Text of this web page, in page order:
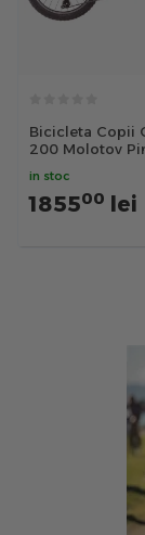
Bicicleta Copii
200 Molotov
in stoc
185500 lei